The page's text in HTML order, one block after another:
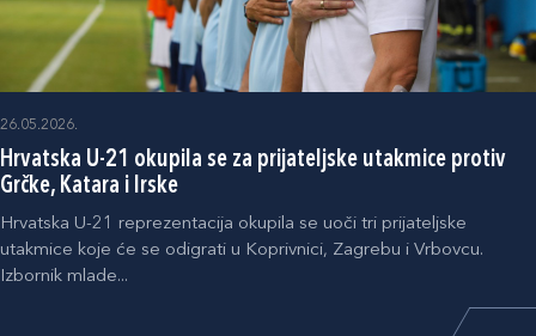
26.05.2026.
Hrvatska U-21 okupila se za prijateljske utakmice protiv
Grčke, Katara i Irske
Hrvatska U-21 reprezentacija okupila se uoči tri prijateljske
utakmice koje će se odigrati u Koprivnici, Zagrebu i Vrbovcu.
Izbornik mlade...